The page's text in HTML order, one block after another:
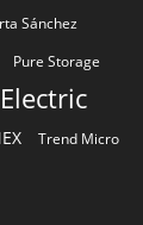
Sánchez
Pure Storage
Trend Micro